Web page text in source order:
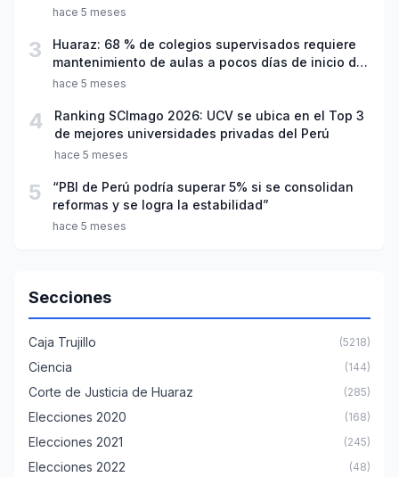
hace 5 meses
3
Huaraz: 68 % de colegios supervisados requiere
mantenimiento de aulas a pocos días de inicio del
año escolar 2026
hace 5 meses
4
Ranking SCImago 2026: UCV se ubica en el Top 3
de mejores universidades privadas del Perú
hace 5 meses
5
“PBI de Perú podría superar 5% si se consolidan
reformas y se logra la estabilidad”
hace 5 meses
Secciones
Caja Trujillo (5218)
Ciencia (144)
Corte de Justicia de Huaraz (285)
Elecciones 2020 (168)
Elecciones 2021 (245)
Elecciones 2022 (48)